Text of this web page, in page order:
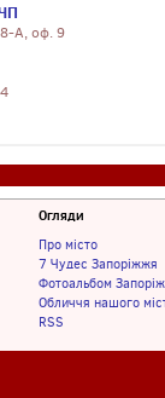
А, оф. 9
Огляди
Про місто
7 Чудес Запоріжжя
Фотоальбом
Обличчя нашого
RSS